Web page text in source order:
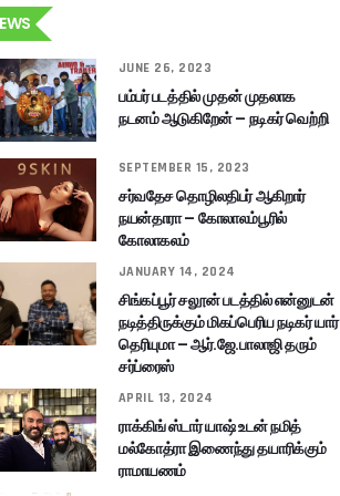
JUNE 26, 2023
பம்பர் படத்தில் முதன் முதலாக
நடனம் ஆடுகிறேன் – நடிகர் வெற்றி
SEPTEMBER 15, 2023
சர்வதேச தொழிலதிபர் ஆகிறார்
நயன்தாரா – கோலாலம்பூரில்
கோலாகலம்
JANUARY 14, 2024
சிங்கப்பூர் சலூன் படத்தில் என்னுடன்
நடித்திருக்கும் மிகப்பெரிய நடிகர் யார்
தெரியுமா – ஆர்.ஜே.பாலாஜி தரும்
சர்ப்ரைஸ்
APRIL 13, 2024
ராக்கிங் ஸ்டார் யாஷ் உடன் நமித்
மல்கோத்ரா இணைந்து தயாரிக்கும்
ராமாயணம்